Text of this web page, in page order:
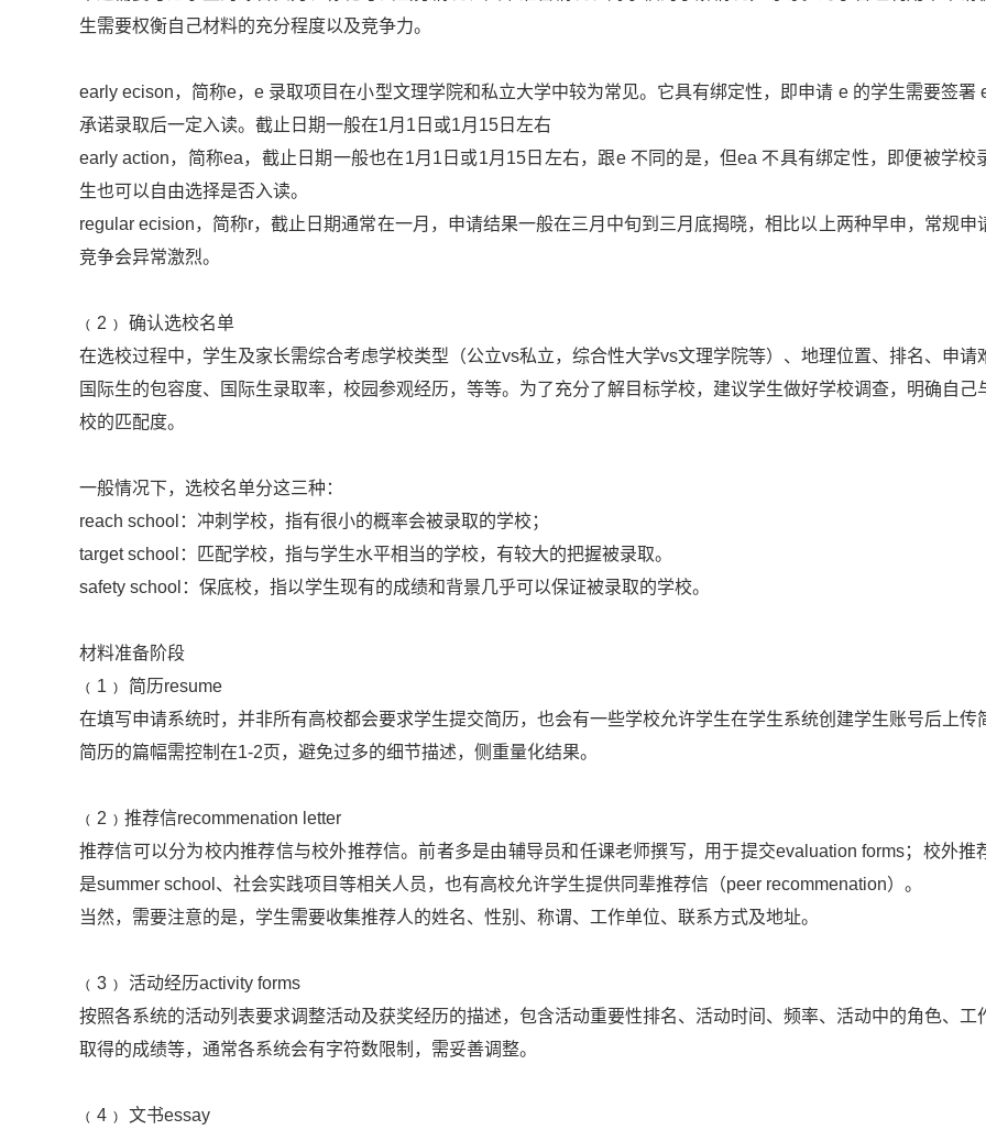
生需要权衡自己材料的充分程度以及竞争力。
early ecison，简称e，e 录取项目在小型文理学院和私立大学中较为常见。它具有绑定性，即申请 e 的学生需要签署 e
承诺录取后一定入读。截止日期一般在1月1日或1月15日左右
early action，简称ea，截止日期一般也在1月1日或1月15日左右，跟e 不同的是，但ea 不具有绑定性，即便被学校
生也可以自由选择是否入读。
regular ecision，简称r，截止日期通常在一月，申请结果一般在三月中旬到三月底揭晓，相比以上两种早申，常规申
竞争会异常激烈。
﹙2﹚ 确认选校名单
在选校过程中，学生及家长需综合考虑学校类型（公立vs私立，综合性大学vs文理学院等）、地理位置、排名、申请
国际生的包容度、国际生录取率，校园参观经历，等等。为了充分了解目标学校，建议学生做好学校调查，明确自己
校的匹配度。
一般情况下，选校名单分这三种：
reach school：冲刺学校，指有很小的概率会被录取的学校；
target school：匹配学校，指与学生水平相当的学校，有较大的把握被录取。
safety school：保底校，指以学生现有的成绩和背景几乎可以保证被录取的学校。
材料准备阶段
﹙1﹚ 简历resume
在填写申请系统时，并非所有高校都会要求学生提交简历，也会有一些学校允许学生在学生系统创建学生账号后上传
简历的篇幅需控制在1-2页，避免过多的细节描述，侧重量化结果。
﹙2﹚推荐信recommenation letter
推荐信可以分为校内推荐信与校外推荐信。前者多是由辅导员和任课老师撰写，用于提交evaluation forms；校外推
是summer school、社会实践项目等相关人员，也有高校允许学生提供同辈推荐信（peer recommenation）。
当然，需要注意的是，学生需要收集推荐人的姓名、性别、称谓、工作单位、联系方式及地址。
﹙3﹚ 活动经历activity forms
按照各系统的活动列表要求调整活动及获奖经历的描述，包含活动重要性排名、活动时间、频率、活动中的角色、工
取得的成绩等，通常各系统会有字符数限制，需妥善调整。
﹙4﹚ 文书essay